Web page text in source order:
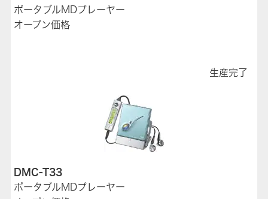
ポータブルMDプレーヤー
オープン価格
生産完了
DMC-T33
ポータブルMDプレーヤー